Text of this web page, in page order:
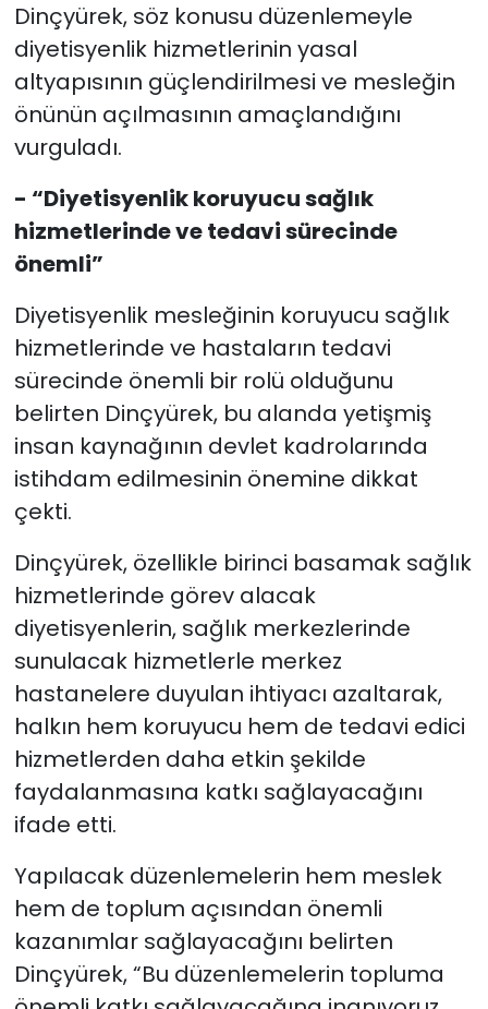
Dinçyürek, söz konusu düzenlemeyle
diyetisyenlik hizmetlerinin yasal
altyapısının güçlendirilmesi ve mesleğin
önünün açılmasının amaçlandığını
vurguladı.
- “Diyetisyenlik koruyucu sağlık
hizmetlerinde ve tedavi sürecinde
önemli”
Diyetisyenlik mesleğinin koruyucu sağlık
hizmetlerinde ve hastaların tedavi
sürecinde önemli bir rolü olduğunu
belirten Dinçyürek, bu alanda yetişmiş
insan kaynağının devlet kadrolarında
istihdam edilmesinin önemine dikkat
çekti.
Dinçyürek, özellikle birinci basamak sağlık
hizmetlerinde görev alacak
diyetisyenlerin, sağlık merkezlerinde
sunulacak hizmetlerle merkez
hastanelere duyulan ihtiyacı azaltarak,
halkın hem koruyucu hem de tedavi edici
hizmetlerden daha etkin şekilde
faydalanmasına katkı sağlayacağını
ifade etti.
Yapılacak düzenlemelerin hem meslek
hem de toplum açısından önemli
kazanımlar sağlayacağını belirten
Dinçyürek, “Bu düzenlemelerin topluma